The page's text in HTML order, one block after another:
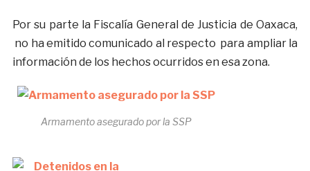
Por su parte la Fiscalía General de Justicia de Oaxaca,
no ha emitido comunicado al respecto para ampliar la
información de los hechos ocurridos en esa zona.
Armamento asegurado por la SSP